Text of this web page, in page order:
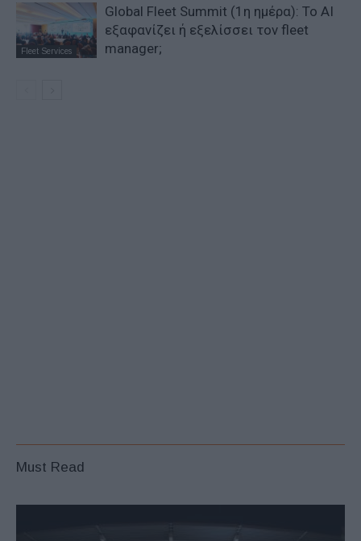
Fleet Services
Global Fleet Summit (1η ημέρα): Το ΑΙ
εξαφανίζει ή εξελίσσει τον fleet
manager;
Must Read